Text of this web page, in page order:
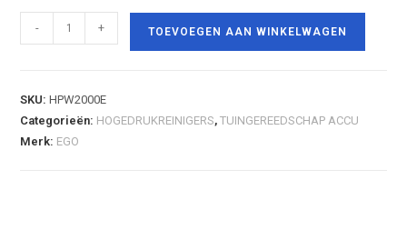
- + TOEVOEGEN AAN WINKELWAGEN
SKU:HPW2000E
Categorieën: HOGEDRUKREINIGERS,TUINGEREEDSCHAP ACCU
Merk: EGO